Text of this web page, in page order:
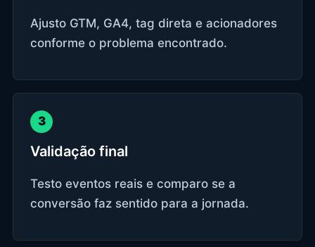
Ajusto GTM, GA4, tag direta e acionadores
conforme o problema encontrado.
3
Validação final
Testo eventos reais e comparo se a
conversão faz sentido para a jornada.